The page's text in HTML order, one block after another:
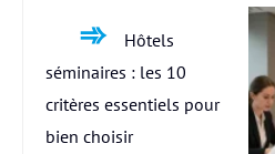
Hôtels
séminaires : les 10
critères essentiels pour
bien choisir